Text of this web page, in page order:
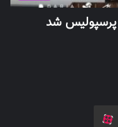
پرسپولیس شد